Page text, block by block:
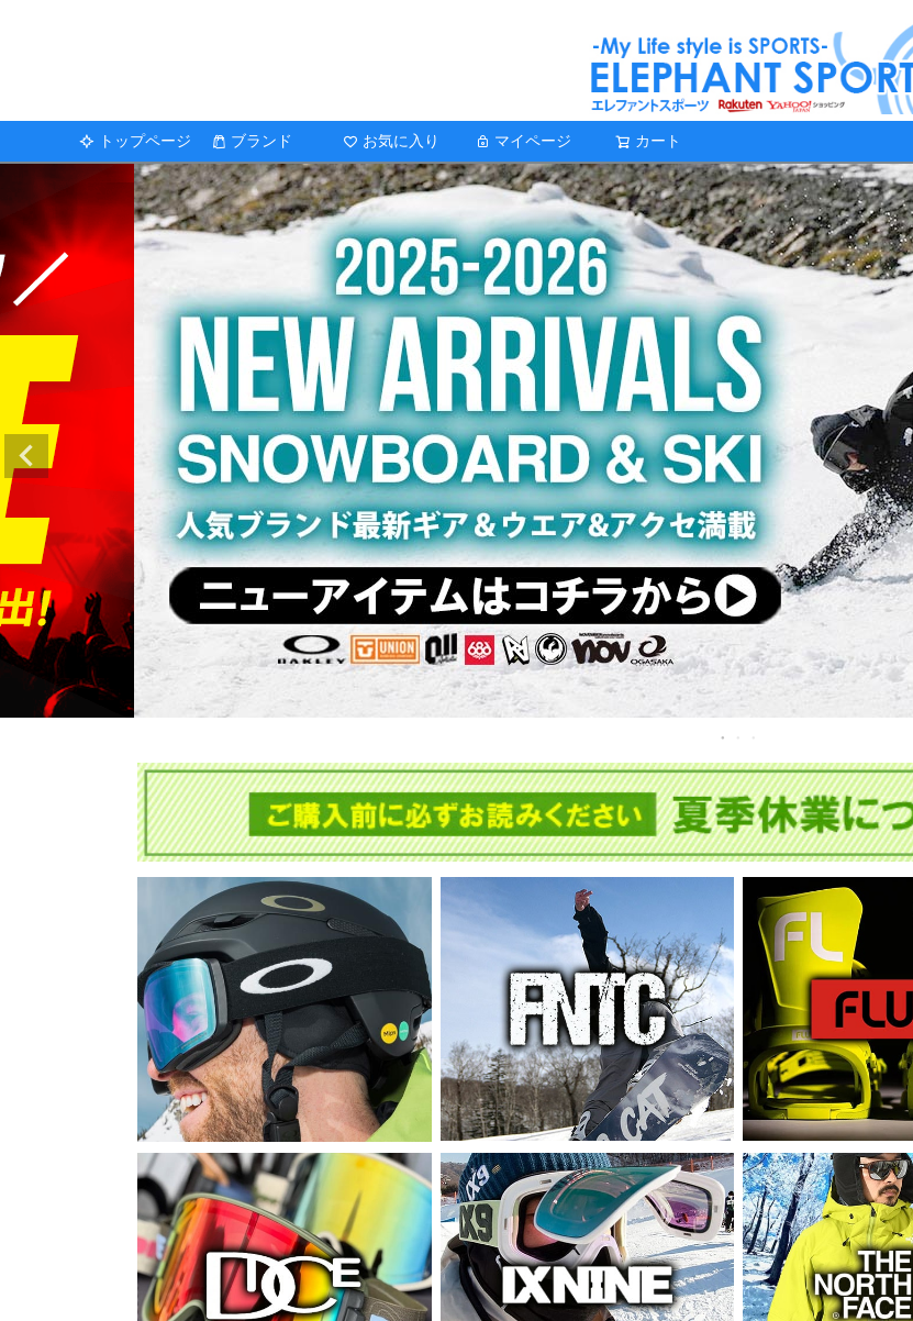
トップページ ブランド お気に入り マイページ カート